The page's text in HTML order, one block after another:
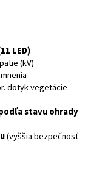
LED)
(kV)
dotyk vegetácie
stavu ohrady
(vyššia bezpečnosť